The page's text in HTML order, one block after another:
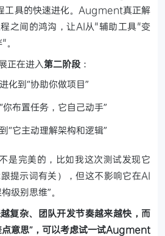
工具的快速进化。Augment真正解
之间的鸿沟，让AI从"辅助工具"变
正在进入第二阶段 ：
化到“协助你做项目”
你布置任务，它自己动手”
“它主动理解架构和逻辑”
是完美的，比如我这次测试发现它
提示词有关），但这不影响它在AI
级别思维”。
复杂、团队开发节奏越来越快，而
点意思”，可以考虑试一试Augment